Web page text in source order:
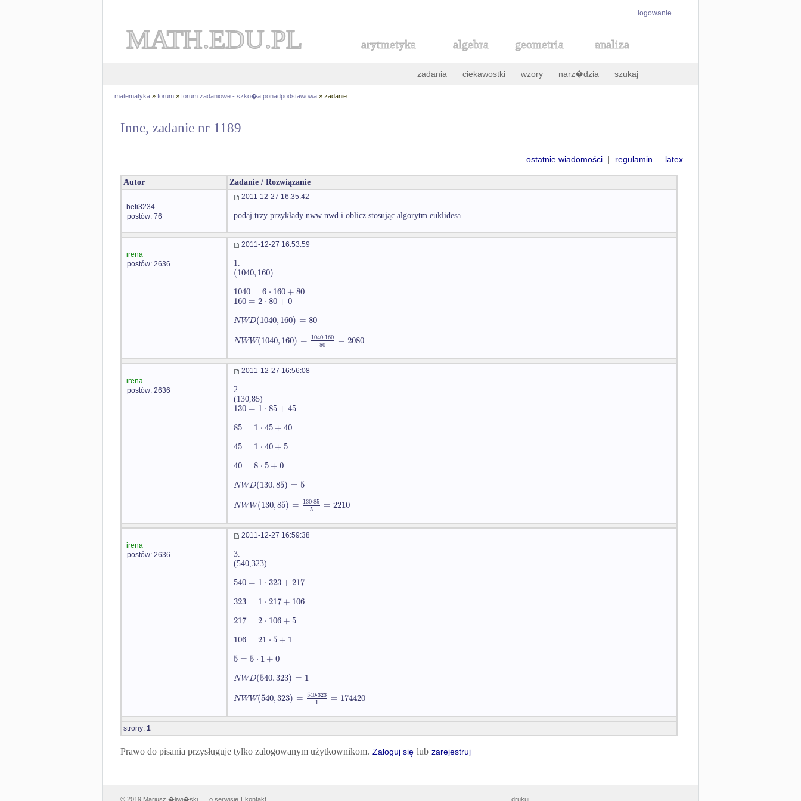
logowanie
MATH.EDU.PL arytmetyka algebra geometria analiza
zadania ciekawostki wzory narz�dzia szukaj
matematyka » forum » forum zadaniowe - szko�a ponadpodstawowa » zadanie
Inne, zadanie nr 1189
ostatnie wiadomości | regulamin | latex
Autor Zadanie / Rozwiązanie
beti3234
postów: 76
2011-12-27 16:35:42
podaj trzy przykłady nww nwd i oblicz stosując algorytm euklidesa
irena
postów: 2636
2011-12-27 16:53:59
1.
(1040,160)
1040 = 6 ⋅ 160+80
160 = 2 ⋅80+0
NWD(1040,160) = 80
NWW(1040,160) = 1040⋅160
80 = 2080
irena
postów: 2636
2011-12-27 16:56:08
2.
(130,85)
130 = 1 ⋅85+45
85 = 1 ⋅45+40
45 = 1 ⋅40+5
40 = 8 ⋅5+0
NWD(130,85) = 5
NWW(130,85) = 130⋅85
5 = 2210
irena
postów: 2636
2011-12-27 16:59:38
3.
(540,323)
540 = 1 ⋅323+217
323 = 1 ⋅217+ 106
217 = 2 ⋅ 106+5
106 = 21 ⋅5+ 1
5 = 5 ⋅ 1+0
NWD(540,323) = 1
NWW(540,323) = 540⋅323
1 = 174420
strony: 1
Prawo do pisania przysługuje tylko zalogowanym użytkownikom. Zaloguj się lub zarejestruj
© 2019 Mariusz �liwi�ski o serwisie | kontakt drukuj